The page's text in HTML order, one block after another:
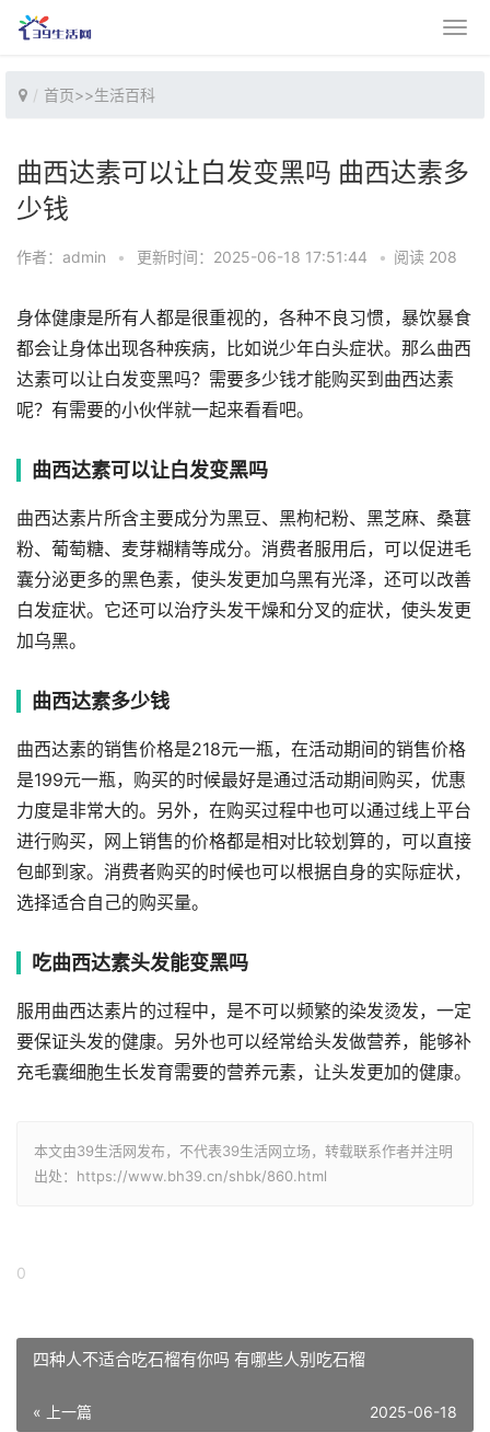
首页>>生活百科
曲西达素可以让白发变黑吗 曲西达素多
少钱
作者：admin • 更新时间：2025-06-18 17:51:44 • 阅读 208
身体健康是所有人都是很重视的，各种不良习惯，暴饮暴食
都会让身体出现各种疾病，比如说少年白头症状。那么曲西
达素可以让白发变黑吗？需要多少钱才能购买到曲西达素
呢？有需要的小伙伴就一起来看看吧。
曲西达素可以让白发变黑吗
曲西达素片所含主要成分为黑豆、黑枸杞粉、黑芝麻、桑葚
粉、葡萄糖、麦芽糊精等成分。消费者服用后，可以促进毛
囊分泌更多的黑色素，使头发更加乌黑有光泽，还可以改善
白发症状。它还可以治疗头发干燥和分叉的症状，使头发更
加乌黑。
曲西达素多少钱
曲西达素的销售价格是218元一瓶，在活动期间的销售价格
是199元一瓶，购买的时候最好是通过活动期间购买，优惠
力度是非常大的。另外，在购买过程中也可以通过线上平台
进行购买，网上销售的价格都是相对比较划算的，可以直接
包邮到家。消费者购买的时候也可以根据自身的实际症状，
选择适合自己的购买量。
吃曲西达素头发能变黑吗
服用曲西达素片的过程中，是不可以频繁的染发烫发，一定
要保证头发的健康。另外也可以经常给头发做营养，能够补
充毛囊细胞生长发育需要的营养元素，让头发更加的健康。
本文由39生活网发布，不代表39生活网立场，转载联系作者并注明
出处：https://www.bh39.cn/shbk/860.html
0
四种人不适合吃石榴有你吗 有哪些人别吃石榴
« 上一篇 2025-06-18